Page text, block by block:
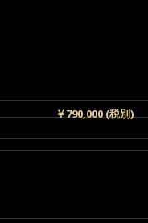
￥790,000 (税別)